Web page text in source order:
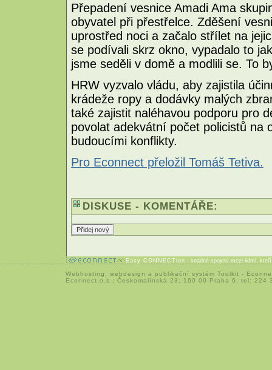
Přepadení vesnice Amadi Ama
obyvatel při přestřelce. Zděšení
uprostřed noci a začalo střílet na
se podívali skrz okno, vypadalo to
jsme seděli v domě a modlili se. To
HRW vyzvalo vládu, aby zajistila
krádeže ropy a dodávky malých
také zajistit naléhavou podporu pro
povolat adekvátní počet policistů na
budoucími konflikty.
Pro Econnect přeložil Tomáš Tetiva.
DISKUSE - KOMENTÁŘE:
Easy CONNECTion - snadné spojení mezi lidmi,
Webhosting webdesign a publikační systém Toolkit -
Econnect,o.s.; Českomalínská 23; 160 00 Praha 6; tel: 224